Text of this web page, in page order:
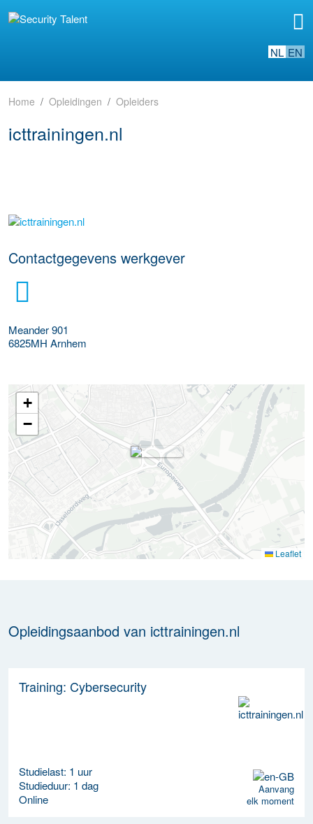
NL EN
Home Opleidingen Opleiders
icttrainingen.nl
ga naar website
Contactgegevens werkgever
Meander 901
6825MH Arnhem
+
−
Leaflet
Opleidingsaanbod van icttrainingen.nl
Training: Cybersecurity
Studielast: 1 uur
Studieduur: 1 dag
Online
Aanvang
elk moment